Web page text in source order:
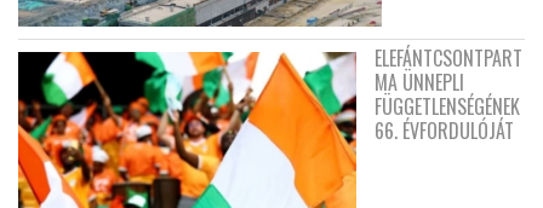
ELEFÁNTCSONTPART
MA ÜNNEPLI
FÜGGETLENSÉGÉNEK
66. ÉVFORDULÓJÁT